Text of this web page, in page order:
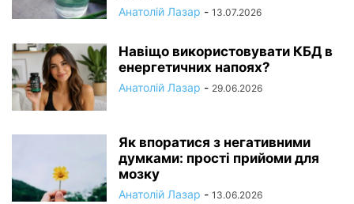
Анатолій Лазар - 13.07.2026
Навіщо використовувати КБД в
енергетичних напоях?
Анатолій Лазар - 29.06.2026
Як впоратися з негативними
думками: прості прийоми для
мозку
Анатолій Лазар - 13.06.2026